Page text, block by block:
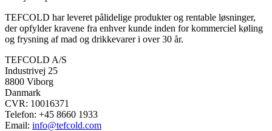
TEFCOLD har leveret pålidelige produkter og rentable løsninger,
der opfylder kravene fra enhver kunde inden for kommerciel køling
og frysning af mad og drikkevarer i over 30 år.
TEFCOLD A/S
Industrivej 25
8800 Viborg
Danmark
CVR: 10016371
Telefon: +45 8660 1933
Email: info@tefcold.com